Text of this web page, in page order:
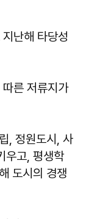
난해 타당성
른 저류지가
, 정원도시, 사
우고, 평생학
도시의 경쟁